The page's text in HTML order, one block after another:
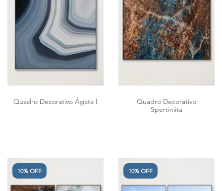
Quadro Decorativo Ágata I
Quadro Decorativo
Spertiniita
10% OFF 10% OFF